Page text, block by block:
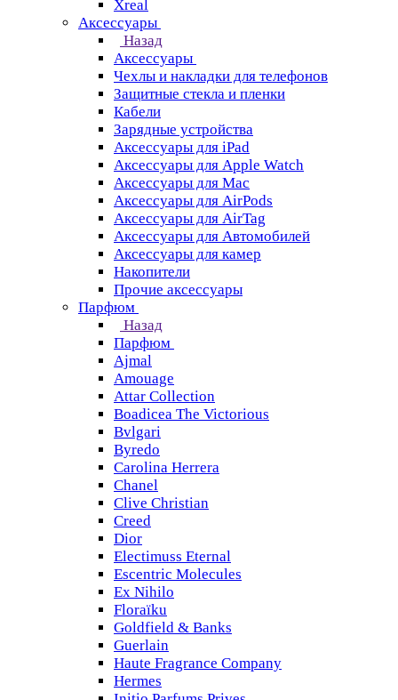
Xreal
Аксессуары
Назад
Аксессуары
Чехлы и накладки для телефонов
Защитные стекла и пленки
Кабели
Зарядные устройства
Аксессуары для iPad
Аксессуары для Apple Watch
Аксессуары для Mac
Аксессуары для AirPods
Аксессуары для AirTag
Аксессуары для Автомобилей
Аксессуары для камер
Накопители
Прочие аксессуары
Парфюм
Назад
Парфюм
Ajmal
Amouage
Attar Collection
Boadicea The Victorious
Bvlgari
Byredo
Carolina Herrera
Chanel
Clive Christian
Creed
Dior
Electimuss Eternal
Escentric Molecules
Ex Nihilo
Floraïku
Goldfield & Banks
Guerlain
Haute Fragrance Company
Hermes